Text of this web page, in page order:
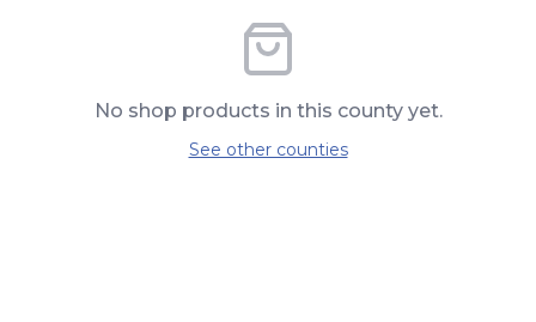
No shop products in this county yet.
See other counties